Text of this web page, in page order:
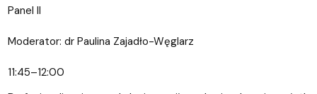
Panel II
Moderator: dr Paulina Zajadło-Węglarz
11:45–12:00